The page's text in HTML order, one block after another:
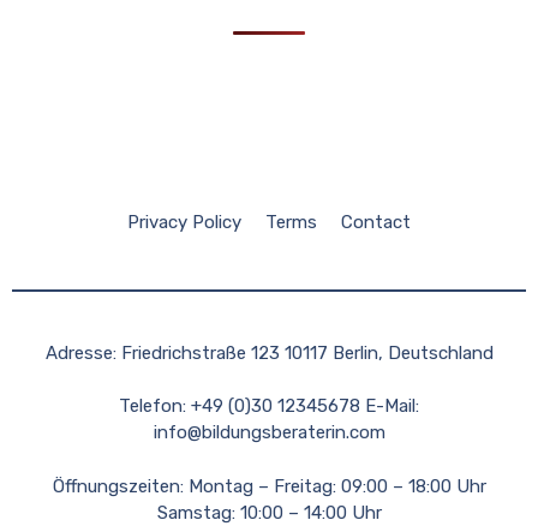
Privacy Policy Terms Contact
Adresse: Friedrichstraße 123 10117 Berlin, Deutschland
Telefon: +49 (0)30 12345678 E-Mail:
info@bildungsberaterin.com
Öffnungszeiten: Montag – Freitag: 09:00 – 18:00 Uhr
Samstag: 10:00 – 14:00 Uhr